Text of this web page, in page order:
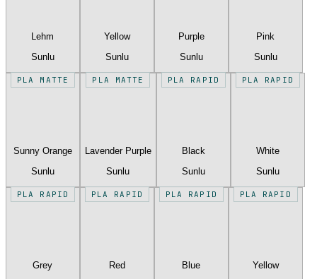
Lehm
Sunlu
Yellow
Sunlu
Purple
Sunlu
Pink
Sunlu
PLA MATTE
Sunny Orange
Sunlu
PLA MATTE
Lavender Purple
Sunlu
PLA RAPID
Black
Sunlu
PLA RAPID
White
Sunlu
PLA RAPID
Grey
PLA RAPID
Red
PLA RAPID
Blue
PLA RAPID
Yellow